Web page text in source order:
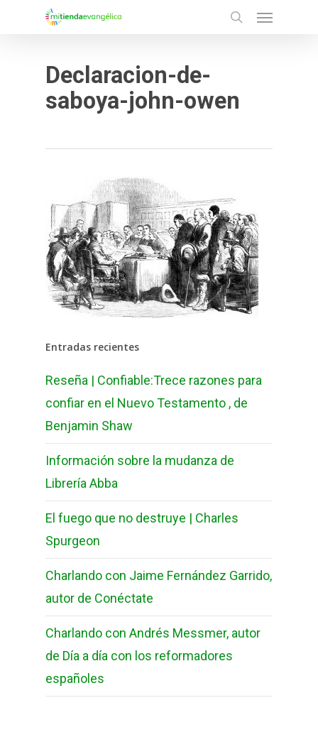
Declaracion-de-
saboya-john-owen
Entradas recientes
Reseña | Confiable:Trece razones para
confiar en el Nuevo Testamento , de
Benjamin Shaw
Información sobre la mudanza de
Librería Abba
El fuego que no destruye | Charles
Spurgeon
Charlando con Jaime Fernández Garrido,
autor de Conéctate
Charlando con Andrés Messmer, autor
de Día a día con los reformadores
españoles